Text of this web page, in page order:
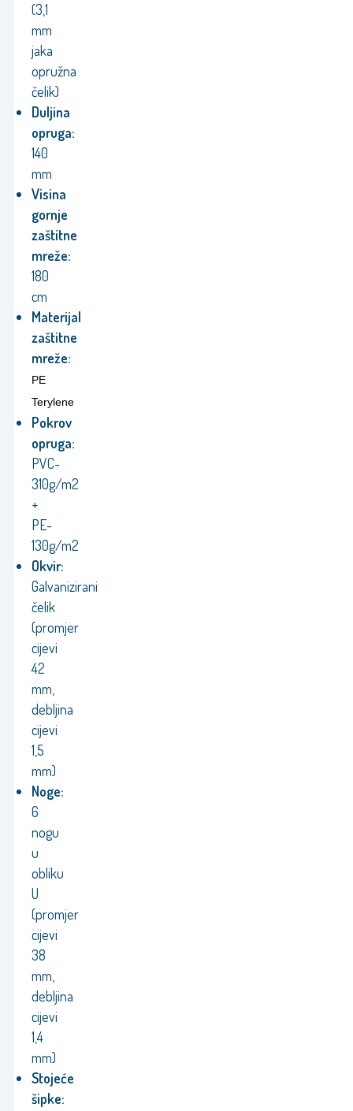
(3,1
mm
jaka
opružna
čelik)
Duljina
opruga:
140
mm
Visina
gornje
zaštitne
mreže:
180
cm
Materijal
zaštitne
mreže:
PE
Terylene
Pokrov
opruga:
PVC-
310g/m2
+
PE-
130g/m2
Okvir:
Galvanizirani
čelik
(promjer
cijevi
42
mm,
debljina
cijevi
1,5
mm)
Noge:
6
nogu
u
obliku
U
(promjer
cijevi
38
mm,
debljina
cijevi
1,4
mm)
Stojeće
šipke: